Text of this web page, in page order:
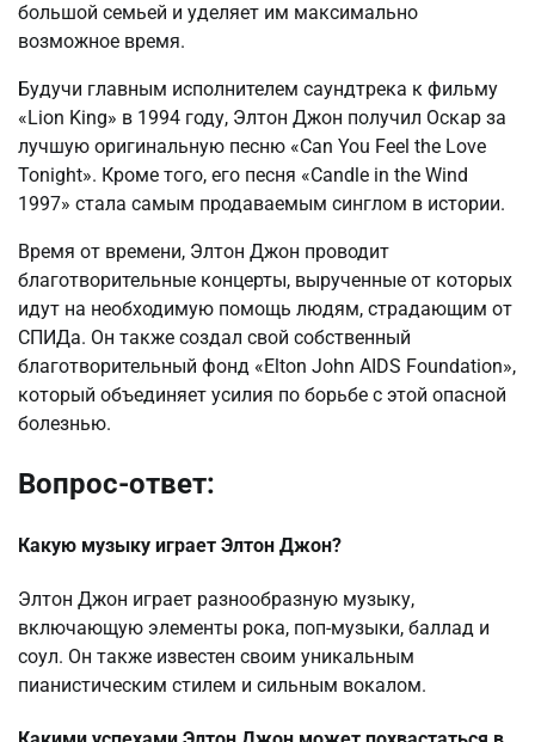
большой семьей и уделяет им максимально
возможное время.
Будучи главным исполнителем саундтрека к фильму
«Lion King» в 1994 году, Элтон Джон получил Оскар за
лучшую оригинальную песню «Can You Feel the Love
Tonight». Кроме того, его песня «Candle in the Wind
1997» стала самым продаваемым синглом в истории.
Время от времени, Элтон Джон проводит
благотворительные концерты, вырученные от которых
идут на необходимую помощь людям, страдающим от
СПИДа. Он также создал свой собственный
благотворительный фонд «Elton John AIDS Foundation»,
который объединяет усилия по борьбе с этой опасной
болезнью.
Вопрос-ответ:
Какую музыку играет Элтон Джон?
Элтон Джон играет разнообразную музыку,
включающую элементы рока, поп-музыки, баллад и
соул. Он также известен своим уникальным
пианистическим стилем и сильным вокалом.